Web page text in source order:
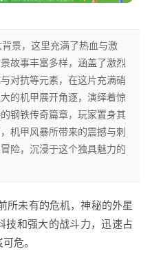
景，这里充满了热血与激
故事丰富多样，涵盖了激烈
对抗等元素，在这片充满硝
的机甲展开角逐，演绎着惊
钢铁传奇篇章，玩家置身其
机甲风暴所带来的震撼与刺
险，沉浸于这个独具魅力的
所未有的危机，神秘的外星
技和强大的战斗力，迅速占
危。